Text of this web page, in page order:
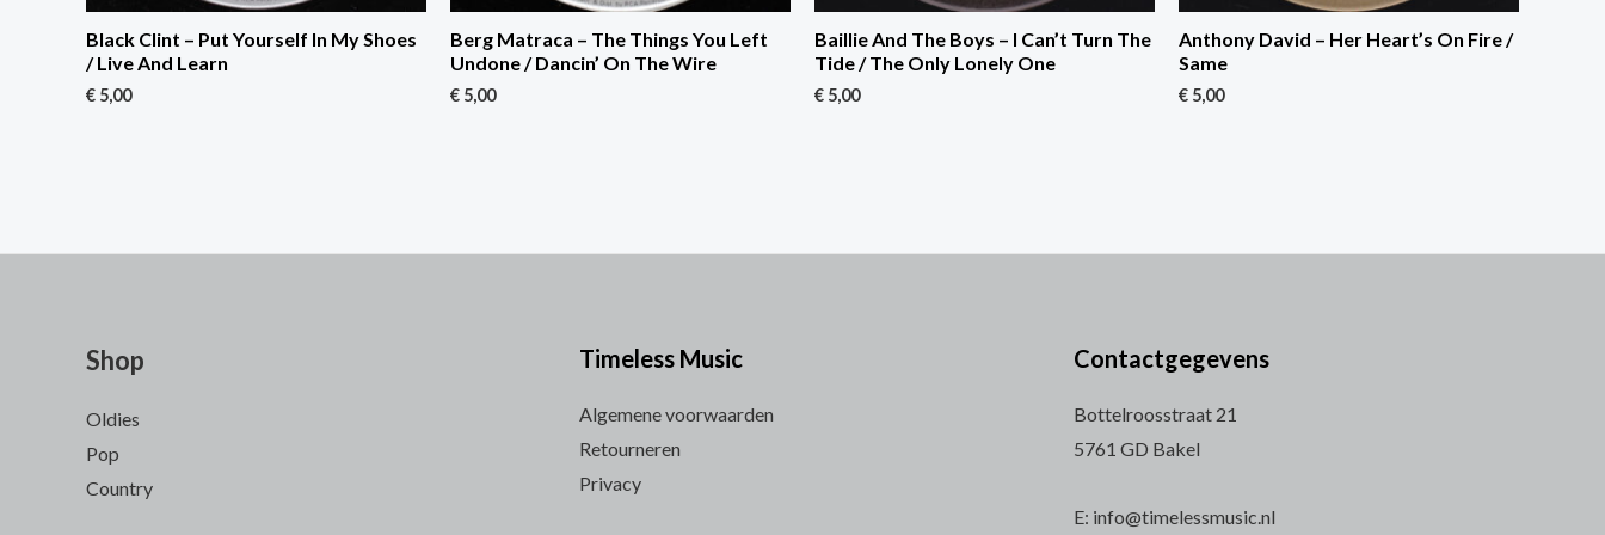
Black Clint – Put Yourself In My Shoes
/ Live And Learn
€ 5,00
Berg Matraca – The Things You Left
Undone / Dancin’ On The Wire
€ 5,00
Baillie And The Boys – I Can’t Turn The
Tide / The Only Lonely One
€ 5,00
Anthony David – Her Heart’s On Fire /
Same
€ 5,00
Shop
Oldies
Pop
Country
Timeless Music
Algemene voorwaarden
Retourneren
Privacy
Contactgegevens
Bottelroosstraat 21
5761 GD Bakel
E: info@timelessmusic.nl